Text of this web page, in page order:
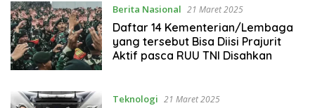
Berita Nasional 21 Maret 2025
Daftar 14 Kementerian/Lembaga
yang tersebut Bisa Diisi Prajurit
Aktif pasca RUU TNI Disahkan
Teknologi 21 Maret 2025